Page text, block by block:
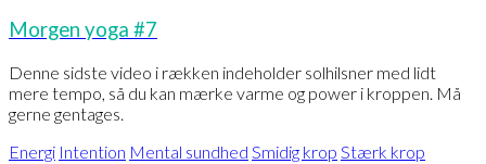
Morgen yoga #7
Denne sidste video i rækken indeholder solhilsner med lidt
mere tempo, så du kan mærke varme og power i kroppen. Må
gerne gentages.
Energi Intention Mental sundhed Smidig krop Stærk krop